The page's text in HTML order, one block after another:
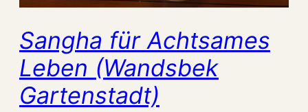
Sangha für Achtsames
Leben (Wandsbek
Gartenstadt)